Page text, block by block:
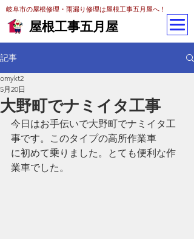
岐阜市の屋根修理・雨漏り修理は屋根工事五月屋へ！
屋根工事五月屋
記事
大野町でナミイタ工事
omykt2
5月20日
今日はお手伝いで大野町でナミイタ工
事です。このタイプの高所作業車
に初めて乗りました。とても便利な作
業車でした。